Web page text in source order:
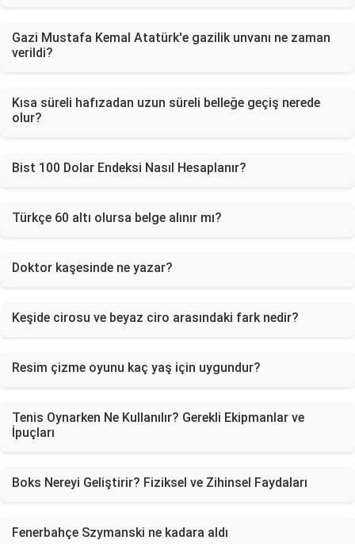
Gazi Mustafa Kemal Atatürk'e gazilik unvanı ne zaman
verildi?
Kısa süreli hafızadan uzun süreli belleğe geçiş nerede
olur?
Bist 100 Dolar Endeksi Nasıl Hesaplanır?
Türkçe 60 altı olursa belge alınır mı?
Doktor kaşesinde ne yazar?
Keşide cirosu ve beyaz ciro arasındaki fark nedir?
Resim çizme oyunu kaç yaş için uygundur?
Tenis Oynarken Ne Kullanılır? Gerekli Ekipmanlar ve
İpuçları
Boks Nereyi Geliştirir? Fiziksel ve Zihinsel Faydaları
Fenerbahçe Szymanski ne kadara aldı